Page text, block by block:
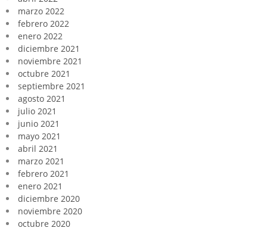
marzo 2022
febrero 2022
enero 2022
diciembre 2021
noviembre 2021
octubre 2021
septiembre 2021
agosto 2021
julio 2021
junio 2021
mayo 2021
abril 2021
marzo 2021
febrero 2021
enero 2021
diciembre 2020
noviembre 2020
octubre 2020